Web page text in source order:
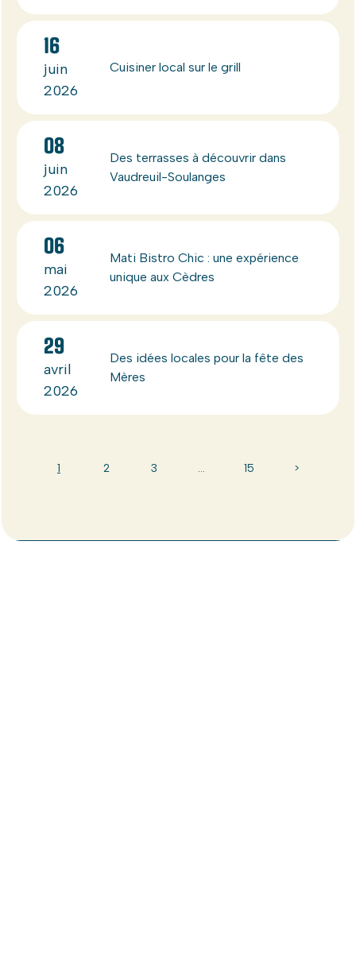
16
juin
2026
Cuisiner local sur le grill
08
juin
2026
Des terrasses à découvrir dans
Vaudreuil-Soulanges
06
mai
2026
Mati Bistro Chic : une expérience
unique aux Cèdres
29
avril
2026
Des idées locales pour la fête des
Mères
1 2 3 … 15 >